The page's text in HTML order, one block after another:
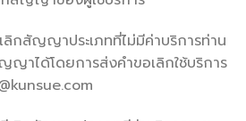
ลิกสัญญาประเภทที่ไม่มีค่าบริการท่าน
ญาได้โดยการส่งคำขอเลิกใช้บริการ